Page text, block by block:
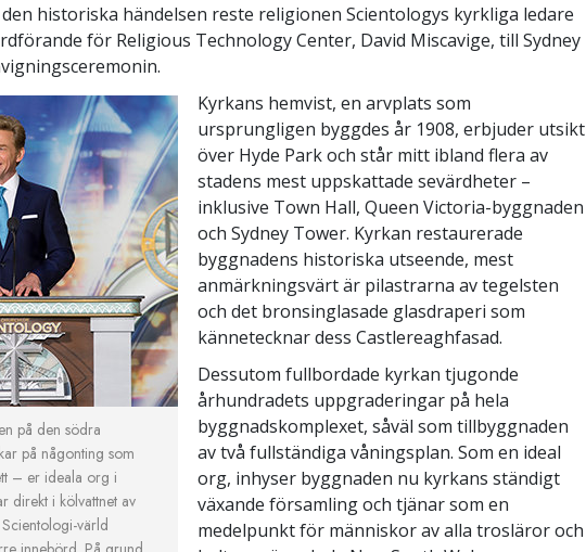
historiska händelsen reste religionen Scientologys kyrkliga ledare
för Religious Technology Center, David Miscavige, till Sydney
på den södra
på någonting som
– er ideala org i
direkt i kölvattnet av
värld
Kyrkans hemvist, en arvplats som
ursprungligen byggdes år 1908, erbjuder utsikt
över Hyde Park och står mitt ibland flera av
stadens mest uppskattade sevärdheter –
inklusive Town Hall, Queen Victoria-byggnaden
och Sydney Tower. Kyrkan restaurerade
byggnadens historiska utseende, mest
anmärkningsvärt är pilastrarna av tegelsten
och det bronsinglasade glasdraperi som
kännetecknar dess Castlereaghfasad.
Dessutom fullbordade kyrkan tjugonde
århundradets uppgraderingar på hela
byggnadskomplexet, såväl som tillbyggnaden
av två fullständiga våningsplan. Som en ideal
org, inhyser byggnaden nu kyrkans ständigt
växande församling och tjänar som en
medelpunkt för människor av alla trosläror och